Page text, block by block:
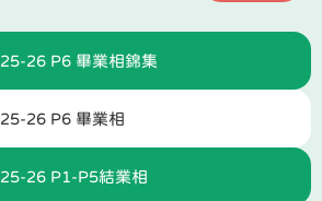
25-26 P6 畢業相錦集
25-26 P6 畢業相
25-26 P1-P5結業相